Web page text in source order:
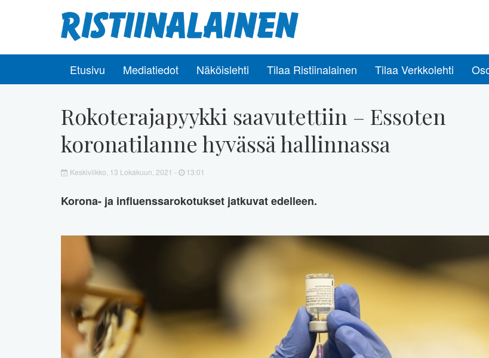
Etusivu Mediatiedot Näköislehti Tilaa Ristiinalainen Tilaa Verkkolehti
Rokoterajapyykki saavutettiin – Essoten
koronatilanne hyvässä hallinnassa
Keskiviikko, 13 Lokakuun, 2021 - 13:01
Korona- ja influenssarokotukset jatkuvat edelleen.